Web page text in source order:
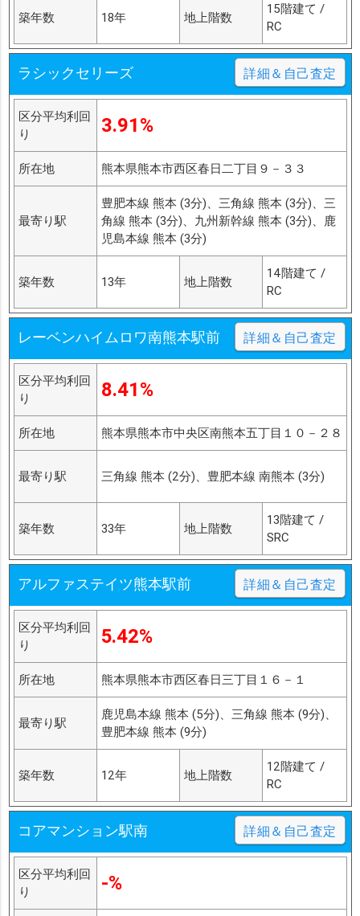
築年数 18年 地上階数
15階建て /
RC
ラシックセリーズ 詳細＆自己査定
区分平均利回
り
3.91%
所在地 熊本県熊本市西区春日二丁目９－３３
最寄り駅
豊肥本線 熊本 (3分)、三角線 熊本 (3分)、三
角線 熊本 (3分)、九州新幹線 熊本 (3分)、鹿
児島本線 熊本 (3分)
築年数 13年 地上階数
14階建て /
RC
レーベンハイムロワ南熊本駅前 詳細＆自己査定
区分平均利回
り
8.41%
所在地 熊本県熊本市中央区南熊本五丁目１０－２８
最寄り駅 三角線 熊本 (2分)、豊肥本線 南熊本 (3分)
築年数 33年 地上階数
13階建て /
SRC
アルファステイツ熊本駅前 詳細＆自己査定
区分平均利回
り
5.42%
所在地 熊本県熊本市西区春日三丁目１６－１
最寄り駅
鹿児島本線 熊本 (5分)、三角線 熊本 (9分)、
豊肥本線 熊本 (9分)
築年数 12年 地上階数
12階建て /
RC
コアマンション駅南 詳細＆自己査定
区分平均利回
り
-%